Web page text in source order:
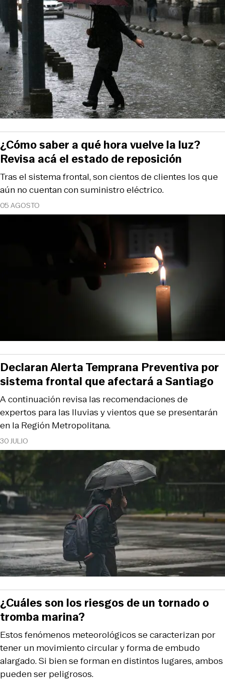
05 AGOSTO
Tras el sistema frontal, son cientos de clientes los que
aún no cuentan con suministro eléctrico.
¿Cómo saber a qué hora vuelve la luz?
Revisa acá el estado de reposición
30 JULIO
A continuación revisa las recomendaciones de
expertos para las lluvias y vientos que se presentarán
en la Región Metropolitana.
Declaran Alerta Temprana Preventiva por
sistema frontal que afectará a Santiago
Estos fenómenos meteorológicos se caracterizan por
tener un movimiento circular y forma de embudo
alargado. Si bien se forman en distintos lugares, ambos
pueden ser peligrosos.
¿Cuáles son los riesgos de un tornado o
tromba marina?